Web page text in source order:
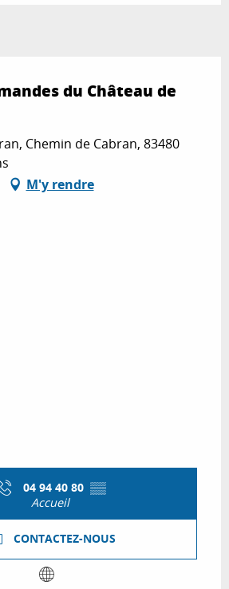
du Château de
Chemin de Cabran, 83480
M'y rendre
04 94 40 80 ▒▒
Accueil
CONTACTEZ-NOUS